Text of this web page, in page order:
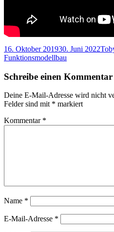
Veröffentlicht
am
16. Oktober 201930. Juni 2022
Funktionsmodellbau
Schreibe einen Kommentar
Deine E-Mail-Adresse wird nicht
Felder sind mit * markiert
Kommentar *
Name *
E-Mail-Adresse *